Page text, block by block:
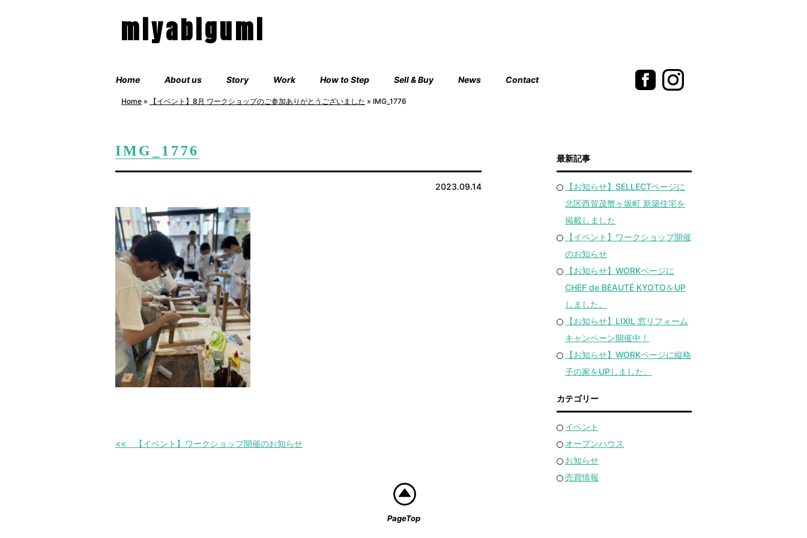
miyabigumi
Home About us Story Work How to Step Sell & Buy News Contact
Home » 【イベント】8月 ワークショップのご参加ありがとうございました » IMG_1776
IMG_1776
2023.09.14
【イベント】ワークショップ開催のお知らせ
最新記事
【お知らせ】SELLECTページに
北区西賀茂蟹ヶ坂町 新築住宅を
掲載しました
【イベント】ワークショップ開催
のお知らせ
【お知らせ】WORKページに
CHEF de BEAUTÉ KYOTOをUP
しました。
【お知らせ】LIXIL 窓リフォーム
キャンペーン開催中！
【お知らせ】WORKページに縦格
子の家をUPしました。
カテゴリー
イベント
オープンハウス
お知らせ
売買情報
PageTop